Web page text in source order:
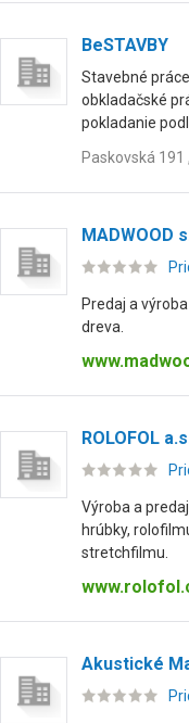
BeSTAVBY
Stavebné
obkladačské
pokladanie
Paskovská 191
MADWOOD
Predaj a
dreva.
ROLOFOL
Výroba a
hrúbky,
stretchfilmu.
Akustické